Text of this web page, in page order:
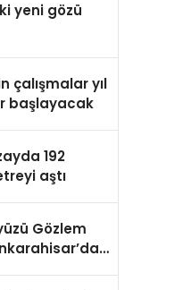
yeni gözü
çalışmalar yıl
başlayacak
192
aştı
Gözlem